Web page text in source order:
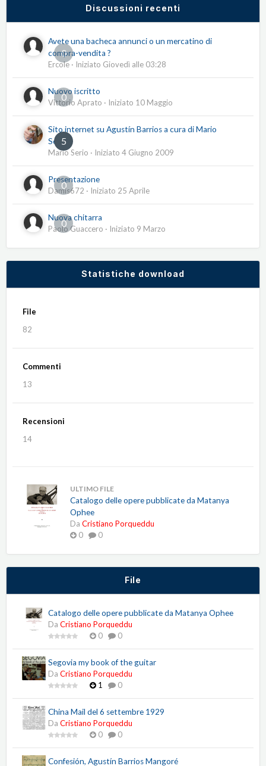
Discussioni recenti
0
Avete una bacheca annunci o un mercatino di
compra-vendita ?
Ercole · Iniziato Giovedì alle 03:28
0
Nuovo iscritto
Vittorio Aprato · Iniziato 10 Maggio
5
Sito internet su Agustín Barrios a cura di Mario
Serio
Mario Serio · Iniziato 4 Giugno 2009
0
Presentazione
Damis672 · Iniziato 25 Aprile
0
Nuova chitarra
Paolo Guaccero · Iniziato 9 Marzo
Statistiche download
File
82
Commenti
13
Recensioni
14
ULTIMO FILE
Catalogo delle opere pubblicate da Matanya
Ophee
Da Cristiano Porqueddu
0
0
File
Catalogo delle opere pubblicate da Matanya Ophee
Da Cristiano Porqueddu
0
0
Segovia my book of the guitar
Da Cristiano Porqueddu
1
0
China Mail del 6 settembre 1929
Da Cristiano Porqueddu
0
0
Confesión, Agustín Barrios Mangoré